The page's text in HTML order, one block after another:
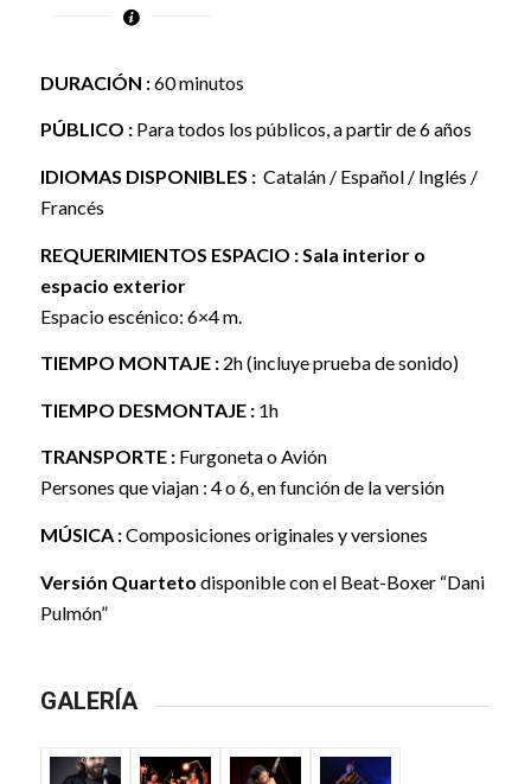
DURACIÓN :60 minutos
PÚBLICO : Para todos los públicos, a partir de 6 años
IDIOMAS DISPONIBLES : Catalán / Español / Inglés /
Francés
REQUERIMIENTOS ESPACIO : Sala interior o
espacio exterior
Espacio escénico: 6×4 m.
TIEMPO MONTAJE :2h (incluye prueba de sonido)
TIEMPO DESMONTAJE : 1h
TRANSPORTE :Furgoneta o Avión
Persones que viajan : 4 o 6, en función de la versión
MÚSICA :Composiciones originales y versiones
Versión Quarteto disponible con el Beat-Boxer “Dani
Pulmón”
GALERÍA